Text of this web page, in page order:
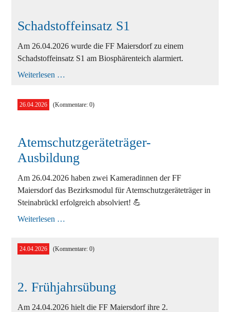
Schadstoffeinsatz S1
Am 26.04.2026 wurde die FF Maiersdorf zu einem
Schadstoffeinsatz S1 am Biosphärenteich alarmiert.
Weiterlesen …
26.04.2026 (Kommentare: 0)
Atemschutzgeräteträger-
Ausbildung
Am 26.04.2026 haben zwei Kameradinnen der FF
Maiersdorf das Bezirksmodul für Atemschutzgeräteträger in
Steinabrückl erfolgreich absolviert! 💪
Weiterlesen …
24.04.2026 (Kommentare: 0)
2. Frühjahrsübung
Am 24.04.2026 hielt die FF Maiersdorf ihre 2.